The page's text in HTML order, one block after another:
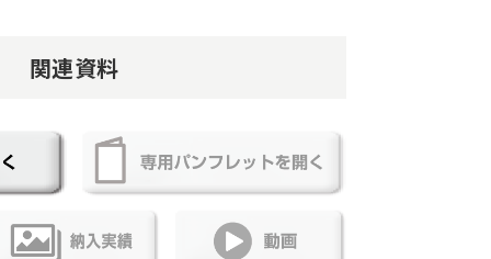
関連資料